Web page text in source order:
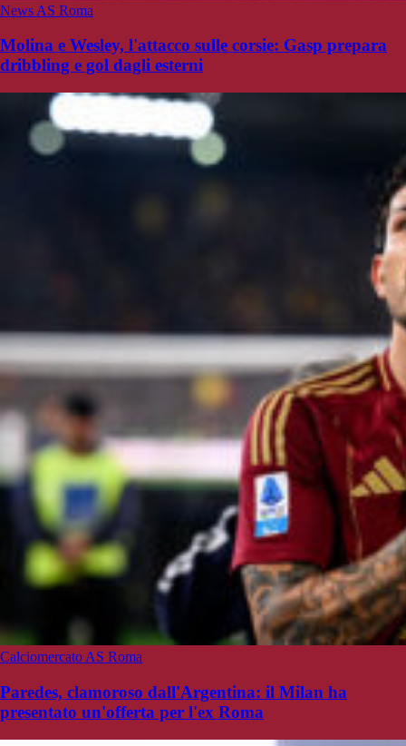
News AS Roma
Molina e Wesley, l'attacco sulle corsie: Gasp prepara
dribbling e gol dagli esterni
Calciomercato AS Roma
Paredes, clamoroso dall'Argentina: il Milan ha
presentato un'offerta per l'ex Roma